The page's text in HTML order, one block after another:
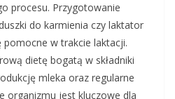
procesu. Przygotowanie
do karmienia czy laktator
w trakcie laktacji.
dietę bogatą w składniki
mleka oraz regularne
organizmu jest kluczowe dla